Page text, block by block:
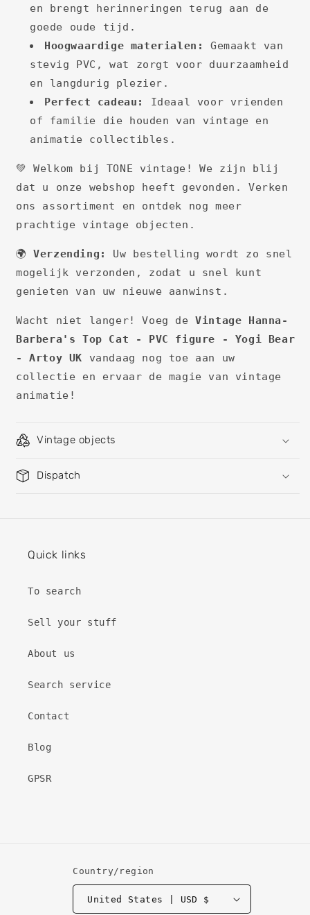
en brengt herinneringen terug aan de
goede oude tijd.
Hoogwaardige materialen:
Gemaakt van
stevig PVC, wat zorgt voor duurzaamheid
en langdurig plezier.
Perfect cadeau:
Ideaal voor vrienden
of familie die houden van vintage en
animatie collectibles.
💚 Welkom bij TONE vintage! We zijn blij
dat u onze webshop heeft gevonden. Verken
ons assortiment en ontdek nog meer
prachtige vintage objecten.
🌍Verzending:
Uw bestelling wordt zo snel
mogelijk verzonden, zodat u snel kunt
genieten van uw nieuwe aanwinst.
Wacht niet langer! Voeg deVintage Hanna-
Barbera's Top Cat - PVC figure - Yogi Bear
- Artoy UK vandaag nog toe aan uw
collectie en ervaar de magie van vintage
animatie!
Vintage objects
Dispatch
Quick links
To search
Sell ​​your stuff
About us
Search service
Contact
Blog
GPSR
Country/region
United States | USD $